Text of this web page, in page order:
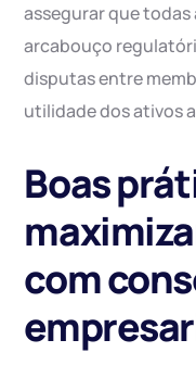
assegurar que
arcabouço
disputas entre
utilidade dos ativos
Boas
com